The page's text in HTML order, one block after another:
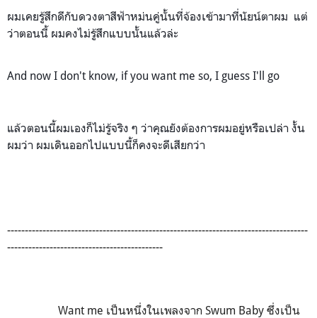
ผมเคยรู้สึกดีกับดวงตาสีฟ้าหม่นคู่นั้นที่จ้องเข้ามาที่นัยน์ตาผม แต่
ว่าตอนนี้ ผมคงไม่รู้สึกแบบนั้นแล้วล่ะ
And now I don't know, if you want me so, I guess I'll go
แล้วตอนนี้ผมเองก็ไม่รู้จริง ๆ ว่าคุณยังต้องการผมอยู่หรือเปล่า งั้น
ผมว่า ผมเดินออกไปแบบนี้ก็คงจะดีเสียกว่า
-------------------------------------------------------------------------------------
--------------------------------------------
Want me เป็นหนึ่งในเพลงจาก Swum Baby ซึ่งเป็น